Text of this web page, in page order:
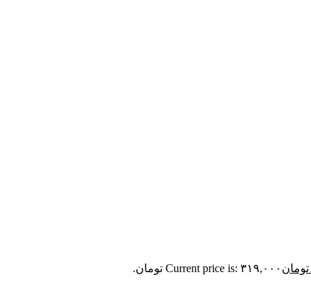
تومان Current price is: ۳۱۹,۰۰۰ تومان.